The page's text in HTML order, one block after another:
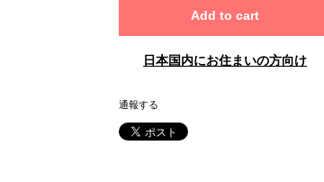
Add to cart
日本国内にお住まいの方向け
通報する